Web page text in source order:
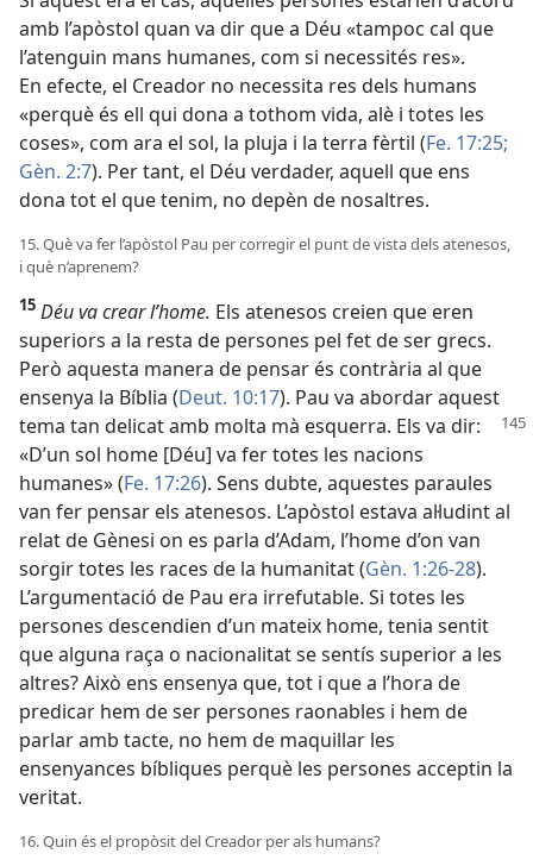
amb l’apòstol quan va dir que a Déu «tampoc cal que
l’atenguin mans humanes, com si necessités res».
En efecte, el Creador no necessita res dels humans
«perquè és ell qui dona a tothom vida, alè i totes les
coses», com ara el sol, la pluja i la terra fèrtil (Fe. 17:25;
Gèn. 2:7). Per tant, el Déu verdader, aquell que ens
dona tot el que tenim, no depèn de nosaltres.
15. Què va fer l’apòstol Pau per corregir el punt de vista dels atenesos,
i què n’aprenem?
15 Déu va crear l’home. Els atenesos creien que eren
superiors a la resta de persones pel fet de ser grecs.
Però aquesta manera de pensar és contrària al que
ensenya la Bíblia (Deut. 10:17). Pau va abordar aquest
tema tan delicatamb molta mà esquerra. Els va dir:
«D’un sol home [Déu] va fer totes les nacions
humanes» (Fe. 17:26). Sens dubte, aquestes paraules
van fer pensar els atenesos. L’apòstol estava al·ludint al
relat de Gènesi on es parla d’Adam, l’home d’on van
sorgir totes les races de la humanitat (Gèn. 1:26-28).
L’argumentació de Pau era irrefutable. Si totes les
persones descendien d’un mateix home, tenia sentit
que alguna raça o nacionalitat se sentís superior a les
altres? Això ens ensenya que, tot i que a l’hora de
predicar hem de ser persones raonables i hem de
parlar amb tacte, no hem de maquillar les
ensenyances bíbliques perquè les persones acceptin la
veritat.
16. Quin és el propòsit del Creador per als humans?